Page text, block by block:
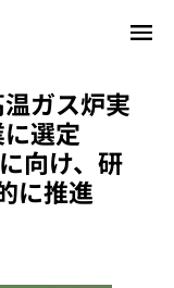
ガス炉実
選定
向け、研
に推進